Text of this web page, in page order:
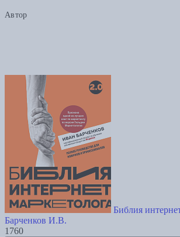
Автор
Библия
Барченков И.В.
1760